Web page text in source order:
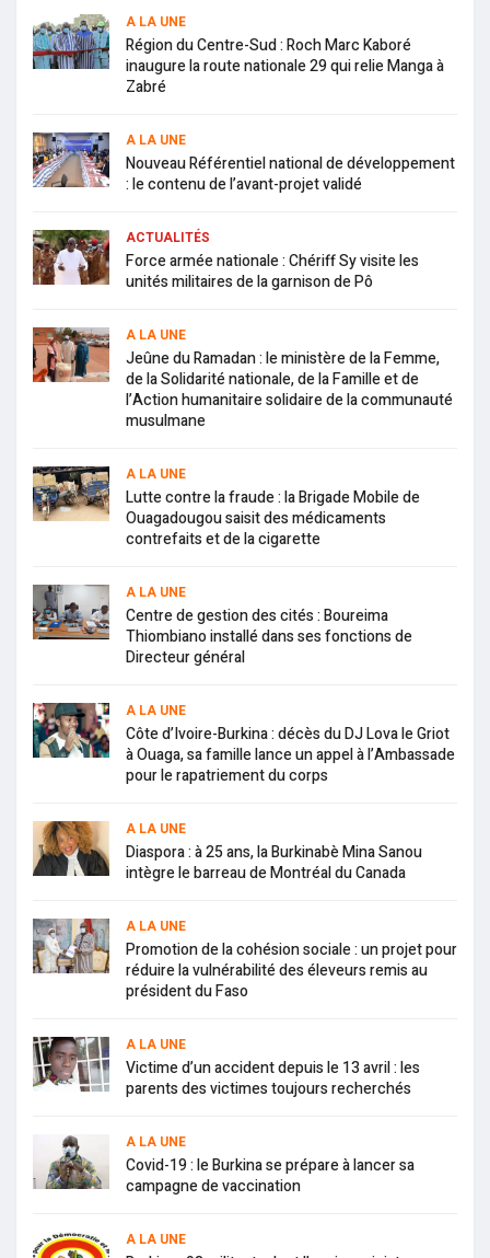
A LA UNE
Région du Centre-Sud : Roch Marc Kaboré
inaugure la route nationale 29 qui relie Manga à
Zabré
A LA UNE
Nouveau Référentiel national de développement
: le contenu de l’avant-projet validé
ACTUALITÉS
Force armée nationale : Chériff Sy visite les
unités militaires de la garnison de Pô
A LA UNE
Jeûne du Ramadan : le ministère de la Femme,
de la Solidarité nationale, de la Famille et de
l’Action humanitaire solidaire de la communauté
musulmane
A LA UNE
Lutte contre la fraude : la Brigade Mobile de
Ouagadougou saisit des médicaments
contrefaits et de la cigarette
A LA UNE
Centre de gestion des cités : Boureima
Thiombiano installé dans ses fonctions de
Directeur général
A LA UNE
Côte d’Ivoire-Burkina : décès du DJ Lova le Griot
à Ouaga, sa famille lance un appel à l’Ambassade
pour le rapatriement du corps
A LA UNE
Diaspora : à 25 ans, la Burkinabè Mina Sanou
intègre le barreau de Montréal du Canada
A LA UNE
Promotion de la cohésion sociale : un projet pour
réduire la vulnérabilité des éleveurs remis au
président du Faso
A LA UNE
Victime d’un accident depuis le 13 avril : les
parents des victimes toujours recherchés
A LA UNE
Covid-19 : le Burkina se prépare à lancer sa
campagne de vaccination
A LA UNE